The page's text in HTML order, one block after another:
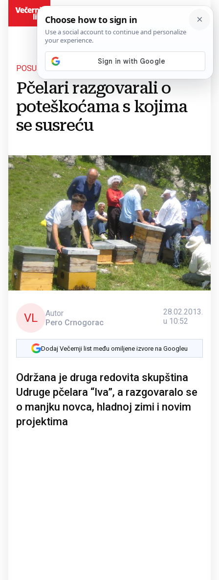
POSUŠJE
Pčelari razgovarali o
poteškoćama s kojima
se susreću
VL
Autor
Pero Crnogorac
28.02.2013.
u 10:52
Dodaj Večernji list među omiljene izvore na Googleu
Održana je druga redovita skupština
Udruge pčelara “Iva”, a razgovaralo se
o manjku novca, hladnoj zimi i novim
projektima